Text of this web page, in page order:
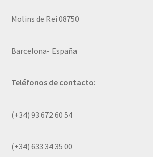
Molins de Rei 08750
Barcelona- España
Teléfonos de contacto:
(+34) 93 672 60 54
(+34) 633 34 35 00